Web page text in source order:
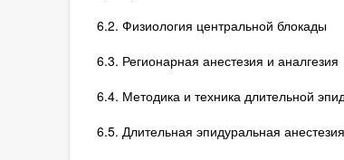
6.2. Физиология центральной блокады
6.3. Регионарная анестезия и аналгезия
6.4. Методика и техника длительной
6.5. Длительная эпидуральная